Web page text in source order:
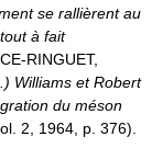
se rallièrent au
à fait
RINGUET,
Williams et Robert
du méson
2, 1964, p. 376).